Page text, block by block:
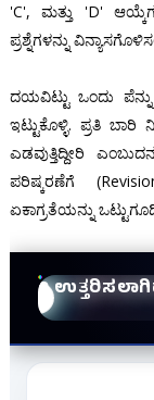
'C', ಮತ್ತು 'D'
ಪ್ರಶ್ನೆಗಳನ್ನು
ದಯವಿಟ್ಟು ಒಂದು
ಇಟ್ಟುಕೊಳ್ಳಿ. ಪ್ರತಿ
ಎಡವುತ್ತಿದ್ದೀರಿ
ಪರಿಷ್ಕರಣೆಗೆ
ಏಕಾಗ್ರತೆಯನ್ನು
0